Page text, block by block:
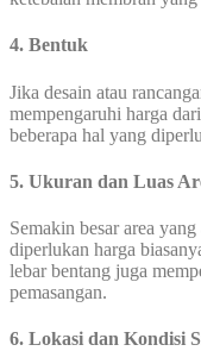
4. Bentuk
Jika desain atau
mempengaruhi harga
beberapa hal yang
5. Ukuran dan Luas
Semakin besar area
diperlukan harga
lebar bentang juga
pemasangan.
6. Lokasi dan Kondisi